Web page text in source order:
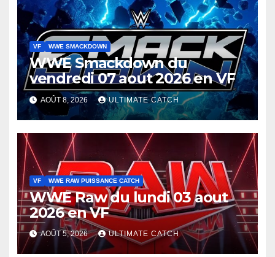
VF WWE SMACKDOWN
WWE Smackdown du
vendredi 07 aout 2026 en VF
AOÛT 8, 2026 ULTIMATE CATCH
VF WWE RAW PUISSANCE CATCH
WWE Raw du lundi 03 aout
2026 en VF
AOÛT 5, 2026 ULTIMATE CATCH